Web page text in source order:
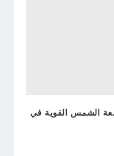
الشمس القوية في